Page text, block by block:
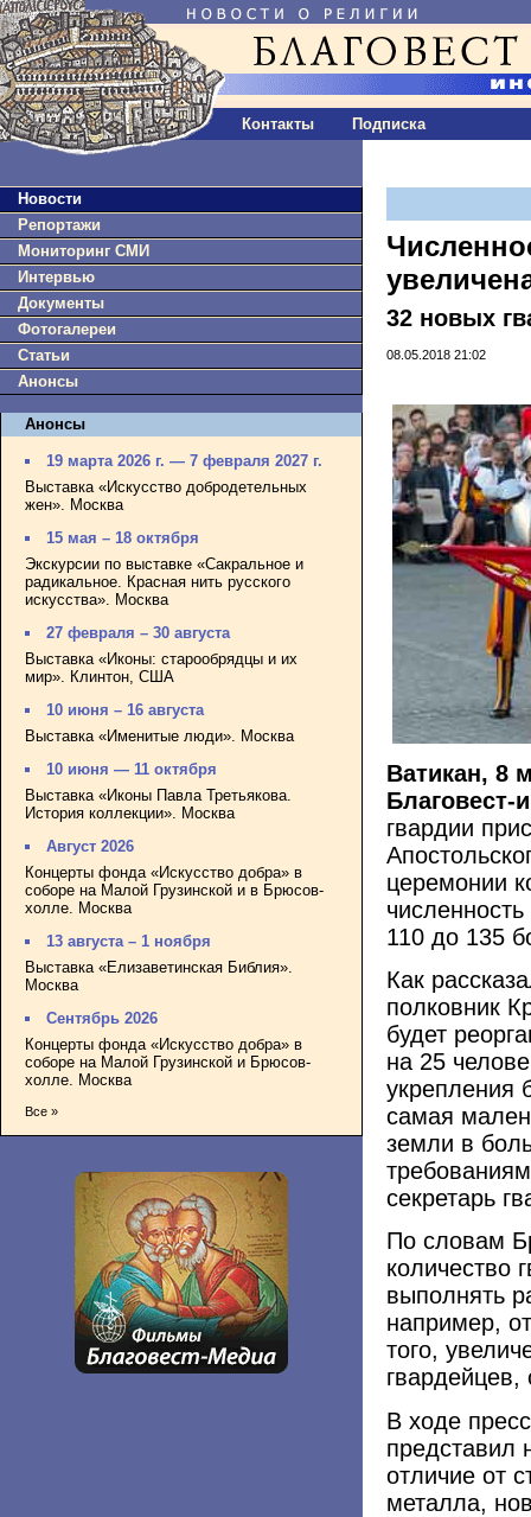
Контакты Подписка
Новости
Репортажи
Мониторинг СМИ
Интервью
Документы
Фотогалереи
Статьи
Анонсы
Анонсы
19 марта 2026 г. — 7 февраля 2027 г.
Выставка «Искусство добродетельных
жен». Москва
15 мая – 18 октября
Экскурсии по выставке «Сакральное и
радикальное. Красная нить русского
искусства». Москва
27 февраля – 30 августа
Выставка «Иконы: старообрядцы и их
мир». Клинтон, США
10 июня – 16 августа
Выставка «Именитые люди». Москва
10 июня — 11 октября
Выставка «Иконы Павла Третьякова.
История коллекции». Москва
Август 2026
Концерты фонда «Искусство добра» в
соборе на Малой Грузинской и в Брюсов-
холле. Москва
13 августа – 1 ноября
Выставка «Елизаветинская Библия».
Москва
Сентябрь 2026
Концерты фонда «Искусство добра» в
соборе на Малой Грузинской и Брюсов-
холле. Москва
Все »
32 новых
08.05.2018 21:02
Ватикан, 8
Благовест-
гвардии
церемонии
110 до 135
Как
полковник
будет
на 25
укрепления
самая
земли в
секретарь
По словам
количество
выполнять
например,
того,
гвардейцев,
В ходе
представил
отличие от
металла,